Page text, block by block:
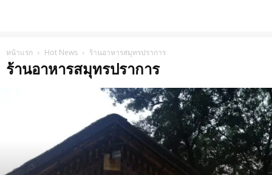
หน้าแรก Hot News ร้านอาหารสมุทรปราการ
ร้านอาหารสมุทรปราการ